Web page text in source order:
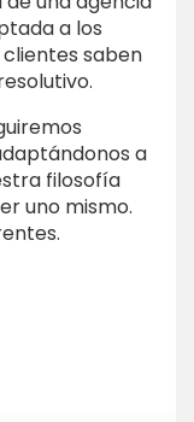
a los
saben
a
filosofía
uno mismo.